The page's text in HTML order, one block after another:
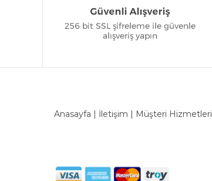
Anasayfa | İletişim | Müşteri Hizmetleri